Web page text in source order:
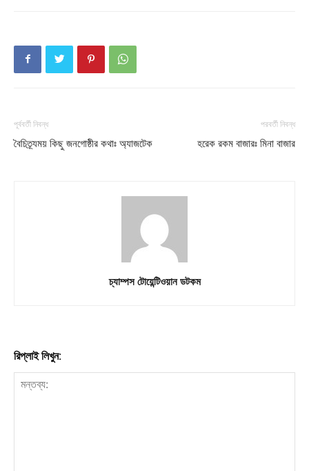
Subscription Plans
My account
পূর্ববর্তী নিবন্ধ
বৈচিত্র্যময় কিছু জনগোষ্ঠীর কথাঃ অ্যাজটেক
পরবর্তী নিবন্ধ
হরেক রকম বাজারঃ মিনা বাজার
চ্যাম্পস টোয়েন্টিওয়ান ডটকম
রিপ্লাই লিখুন: